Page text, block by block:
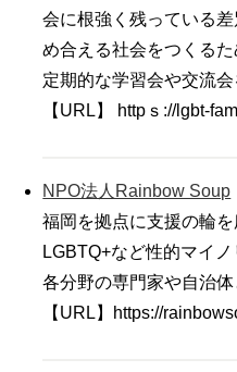
会に根強く残っている
め合える社会をつくる
定期的な学習会や交流会
【URL】 httpｓ://lgbt-
NPO法人Rainbow Soup
福岡を拠点に支援の輪
LGBTQ+など性的マイ
各分野の専門家や自治体
【URL】https://